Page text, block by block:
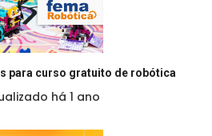
para curso gratuito de robótica
há 1 ano